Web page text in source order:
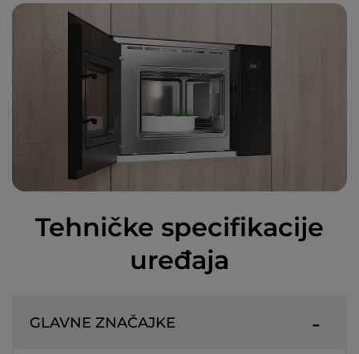
Tehničke specifikacije
uređaja
GLAVNE ZNAČAJKE